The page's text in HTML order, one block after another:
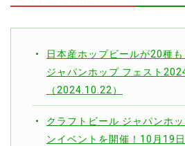
日本産ホップビールが20種
ジャパンホップ フェスト
（2024.10.22）
クラフトビール ジャパンホ
ンイベントを開催！10月19